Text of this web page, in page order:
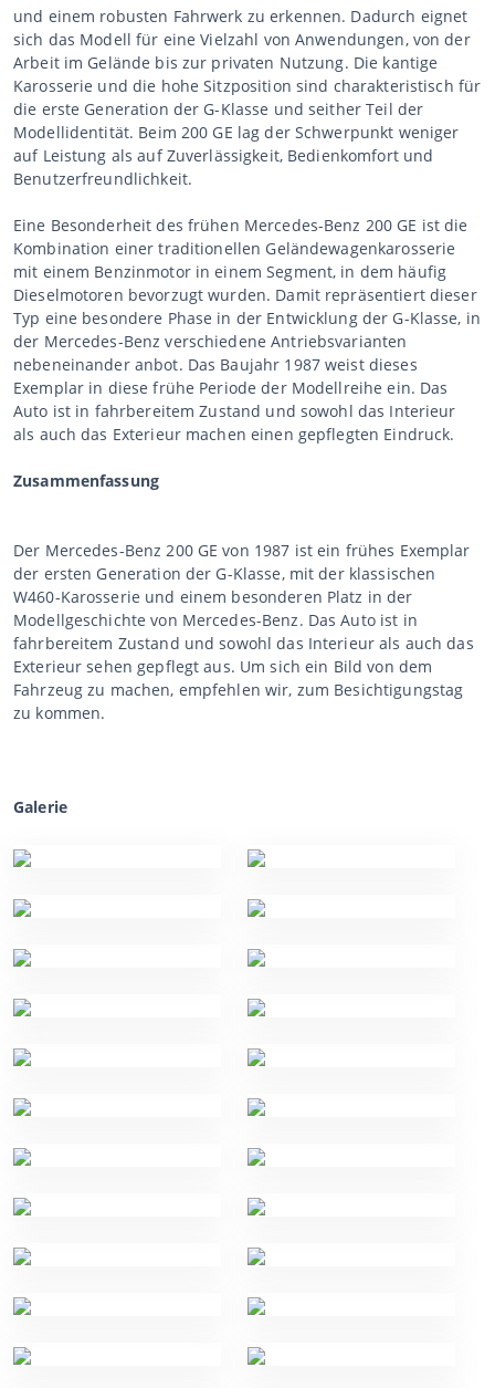
und einem robusten Fahrwerk zu erkennen. Dadurch eignet
sich das Modell für eine Vielzahl von Anwendungen, von der
Arbeit im Gelände bis zur privaten Nutzung. Die kantige
Karosserie und die hohe Sitzposition sind charakteristisch für
die erste Generation der G-Klasse und seither Teil der
Modellidentität. Beim 200 GE lag der Schwerpunkt weniger
auf Leistung als auf Zuverlässigkeit, Bedienkomfort und
Benutzerfreundlichkeit.
Eine Besonderheit des frühen Mercedes-Benz 200 GE ist die
Kombination einer traditionellen Geländewagenkarosserie
mit einem Benzinmotor in einem Segment, in dem häufig
Dieselmotoren bevorzugt wurden. Damit repräsentiert dieser
Typ eine besondere Phase in der Entwicklung der G-Klasse, in
der Mercedes-Benz verschiedene Antriebsvarianten
nebeneinander anbot. Das Baujahr 1987 weist dieses
Exemplar in diese frühe Periode der Modellreihe ein. Das
Auto ist in fahrbereitem Zustand und sowohl das Interieur
als auch das Exterieur machen einen gepflegten Eindruck.
Zusammenfassung
Der Mercedes-Benz 200 GE von 1987 ist ein frühes Exemplar
der ersten Generation der G-Klasse, mit der klassischen
W460-Karosserie und einem besonderen Platz in der
Modellgeschichte von Mercedes-Benz. Das Auto ist in
fahrbereitem Zustand und sowohl das Interieur als auch das
Exterieur sehen gepflegt aus. Um sich ein Bild von dem
Fahrzeug zu machen, empfehlen wir, zum Besichtigungstag
zu kommen.
Galerie